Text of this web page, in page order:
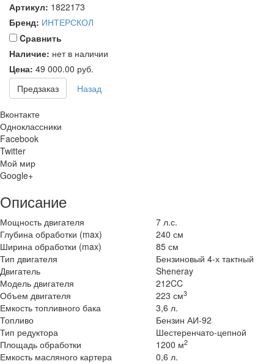
Артикул: 1822173
Бренд: ИНТЕРСКОЛ
Cравнить
Наличие: нет в наличии
Цена: 49 000.00 руб.
Предзаказ
Назад
Вконтакте
Одноклассники
Facebook
Twitter
Мой мир
Google+
Описание
Мощность двигателя
7 л.с.
Глубина обработки (max)
240 см
Ширина обработки (max)
85 см
Тип двигателя
Бензиновый 4-х тактный
Двигатель
Sheneray
Модель двигателя
212CC
Объем двигателя
223 см3
Емкость топливного бака
3,6 л.
Топливо
Бензин АИ-92
Тип редуктора
Шестеренчато-цепной
Площадь обработки
1200 м2
Емкость масляного картера 0,6 л.